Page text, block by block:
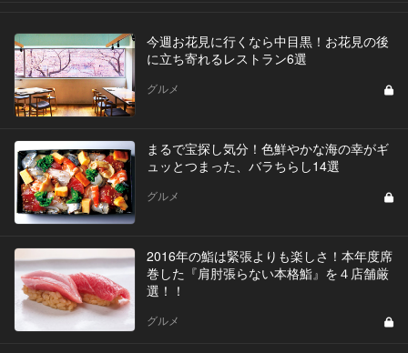
今週お花見に行くなら中目黒！お花見の後
に立ち寄れるレストラン6選
グルメ
まるで宝探し気分！色鮮やかな海の幸がギ
ュッとつまった、バラちらし14選
グルメ
2016年の鮨は緊張よりも楽しさ！本年度席
巻した『肩肘張らない本格鮨』を４店舗厳
選！！
グルメ